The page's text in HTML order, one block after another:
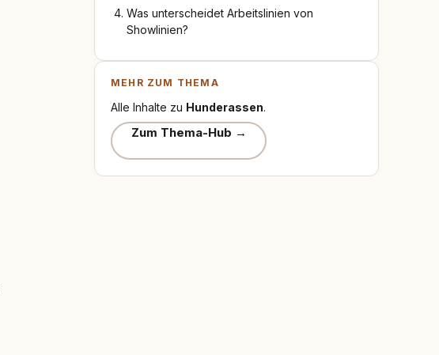
Was unterscheidet Arbeitslinien von
Showlinien?
MEHR ZUM THEMA
Alle Inhalte zu Hunderassen.
Zum Thema-Hub →